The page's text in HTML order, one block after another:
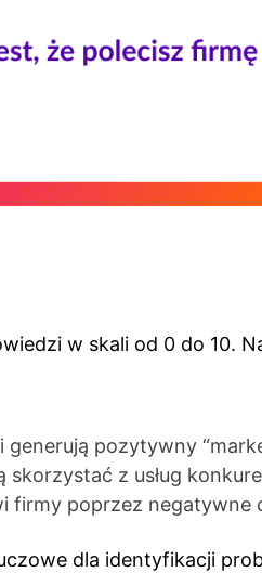
w skali od 0 do 10.
pozytywny
z usług
firmy poprzez negatywne
dla identyfikacji